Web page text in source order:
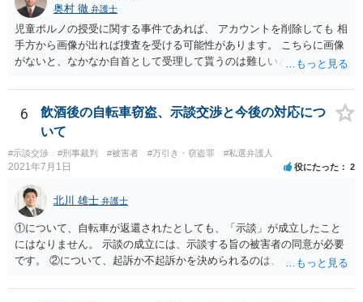
奥村 徹 弁護士
児童ポルノの授受に関する事件であれば、 アカウントを削除しても 相
手方から画像が出れば捜査を受ける可能性があります。 こちらに画像
がないと、なかなか自首として受理して貰うのは難しいと思います
と、相手方からの捜査が来たときに、逮捕の必要性が少なくなるとい
う効果が得られることがあって、実際に相手方からの捜査が及んだけ
れど、逮捕されなかった事例もあります。
6
飲酒後の自転車窃盗、示談交渉と今後の対応につ
いて
#示談交渉 #刑事裁判 #被害者 #万引き・窃盗罪 #私選弁護人
2021年7月1日 役にたった 2
北川 雄士 弁護士
①について、自転車が返還されたとしても、「示談」が成立したこと
にはなりません。 示談の成立には、示談する旨の被害者の同意が必要
です。 ②について、起訴か不起訴かを決められるのは、検察官のみで
ますが、警察官の個人的な見立てに過ぎません。 ③について、一般